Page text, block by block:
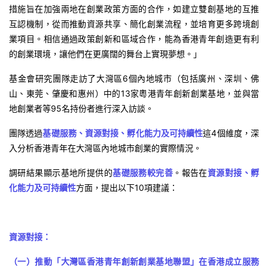
措施旨在加強兩地在創業政策方面的合作，如建立雙創基地的互推
互認機制，從而推動資源共享、簡化創業流程，並培育更多跨境創
業項目。相信通過政策創新和區域合作，能為香港青年創造更有利
的創業環境，讓他們在更廣闊的舞台上實現夢想。」
基金會研究團隊走訪了大灣區6個內地城市（包括廣州、深圳、佛
山、東莞、肇慶和惠州）中的13家粵港青年創新創業基地，並與當
地創業者等95名持份者進行深入訪談。
團隊透過基礎服務、資源對接、孵化能力及可持續性這4個維度，深
入分析香港青年在大灣區內地城市創業的實際情況。
調研結果顯示基地所提供的基礎服務較完善 。報告在資源對接、孵
化能力及可持續性方面，提出以下10項建議：
資源對接：
（一）推動「大灣區香港青年創新創業基地聯盟」在香港成立服務